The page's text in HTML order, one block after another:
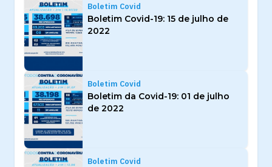
Boletim Covid
Boletim Covid-19: 15 de julho de
2022
Boletim Covid
Boletim da Covid-19: 01 de julho
de 2022
Boletim Covid